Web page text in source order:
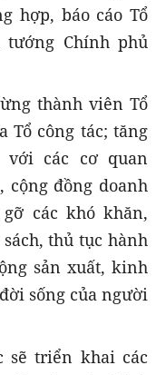
hợp, báo cáo Tổ
tướng Chính phủ
thành viên Tổ
Tổ công tác; tăng
các cơ quan
đồng doanh
các khó khăn,
thủ tục hành
sản xuất, kinh
sống của người
sẽ triển khai các